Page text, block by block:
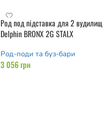
Род под підставка для 2 вудилищ
Delphin BRONX 2G STALX
Род-поди та буз-бари
3 056грн